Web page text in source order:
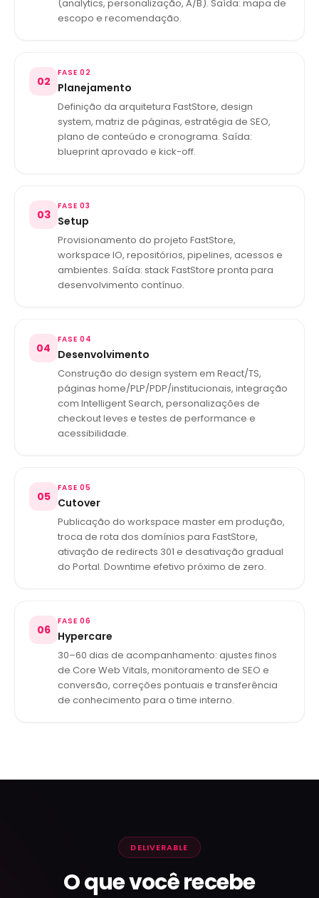
(analytics, personalização, A/B). Saída: mapa de
escopo e recomendação.
02
FASE 02
Planejamento
Definição da arquitetura FastStore, design
system, matriz de páginas, estratégia de SEO,
plano de conteúdo e cronograma. Saída:
blueprint aprovado e kick-off.
03
FASE 03
Setup
Provisionamento do projeto FastStore,
workspace IO, repositórios, pipelines, acessos e
ambientes. Saída: stack FastStore pronta para
desenvolvimento contínuo.
04
FASE 04
Desenvolvimento
Construção do design system em React/TS,
páginas home/PLP/PDP/institucionais, integração
com Intelligent Search, personalizações de
checkout leves e testes de performance e
acessibilidade.
05
FASE 05
Cutover
Publicação do workspace master em produção,
troca de rota dos domínios para FastStore,
ativação de redirects 301 e desativação gradual
do Portal. Downtime efetivo próximo de zero.
06
FASE 06
Hypercare
30–60 dias de acompanhamento: ajustes finos
de Core Web Vitals, monitoramento de SEO e
conversão, correções pontuais e transferência
de conhecimento para o time interno.
DELIVERABLE
O que você recebe